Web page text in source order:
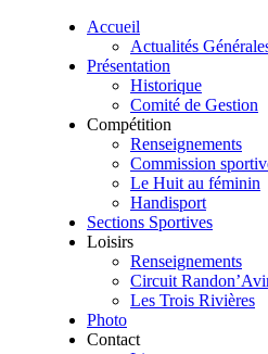
Accueil
Actualités
Présentation
Historique
Comité de Gestion
Compétition
Renseignements
Commission
Le Huit au féminin
Handisport
Sections Sportives
Loisirs
Renseignements
Circuit
Les Trois Rivières
Photo
Contact